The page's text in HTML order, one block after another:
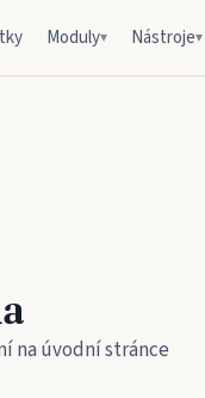
Moduly▾ Nástroje▾
na úvodní stránce